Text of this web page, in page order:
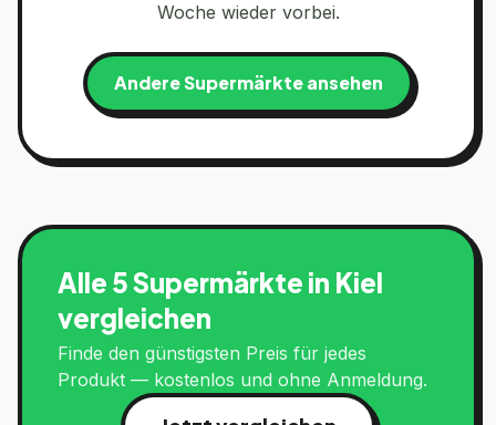
Woche wieder vorbei.
Andere Supermärkte ansehen
Alle 5 Supermärkte in Kiel
vergleichen
Finde den günstigsten Preis für jedes
Produkt — kostenlos und ohne Anmeldung.